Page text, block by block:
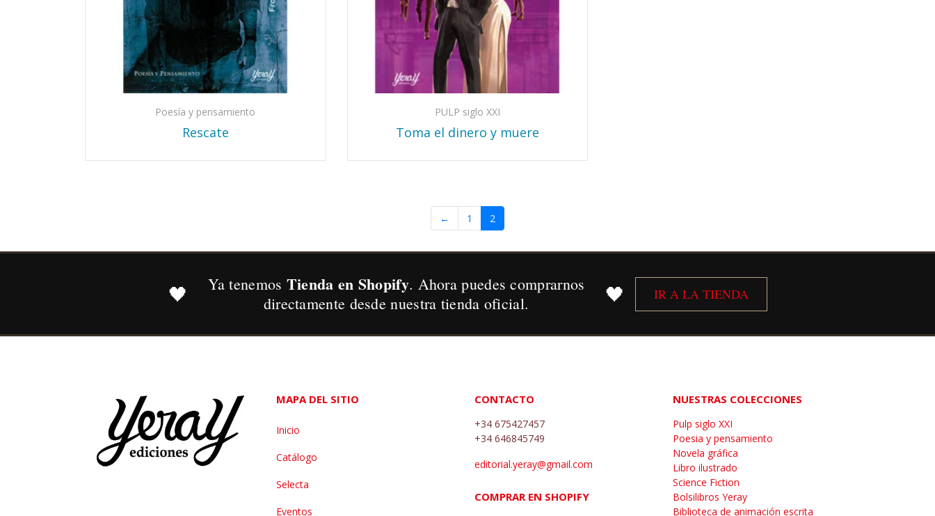
Poesía y pensamiento
Rescate
PULP siglo XXI
Toma el dinero y muere
← 1 2
🖤 Ya tenemos Tienda en Shopify. Ahora puedes comprarnos
directamente desde nuestra tienda oficial.
🖤 IR A LA TIENDA
MAPA DEL SITIO
Inicio
Catálogo
Selecta
Eventos
CONTACTO
+34 675427457
+34 646845749
editorial.yeray@gmail.com
COMPRAR EN SHOPIFY
NUESTRAS COLECCIONES
Pulp siglo XXI
Poesia y pensamiento
Novela gráfica
Libro ilustrado
Science Fiction
Bolsilibros Yeray
Biblioteca de animación escrita